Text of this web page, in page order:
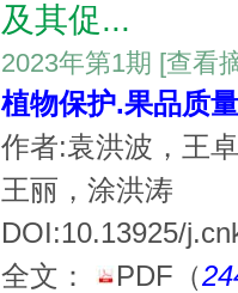
及其促...
2023年第1期 [查看
植物保护.果品质
作者:袁洪波，王
王丽，涂洪涛
DOI:10.13925/
全文：
PDF （